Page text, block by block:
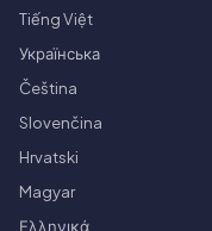
Tiếng Việt
Українська
Čeština
Slovenčina
Hrvatski
Magyar
Ελληνικά